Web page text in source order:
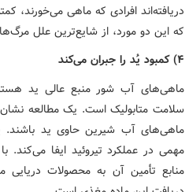
دریافته‌اند افرادی که ماهی می‌خورند،
که این دو مورد، از شایع‌ترین علل
۴) کمبود یُد را جبران می‌کند
ماهی‌های آب شور منبع عالی ید
ماهی‌های آب شیرین حاوی ید باشند.
مهمی در عملکرد تیروئید ایفا می‌کند.
منابع تأمین آن به محصولات